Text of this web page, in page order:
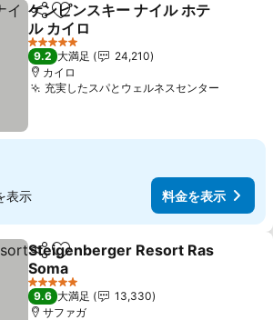
シェアお気に入りに追加
ケンピンスキー ナイル ホテ
ル カイロ
5 ホテルのランク
9.2 大満足
24,210
カイロ
充実したスパとウェルネスセンター
表示 料金を表示
シェアお気に入りに追加
Steigenberger Resort Ras
Soma
5 ホテルのランク
9.6 大満足
13,330
サファガ